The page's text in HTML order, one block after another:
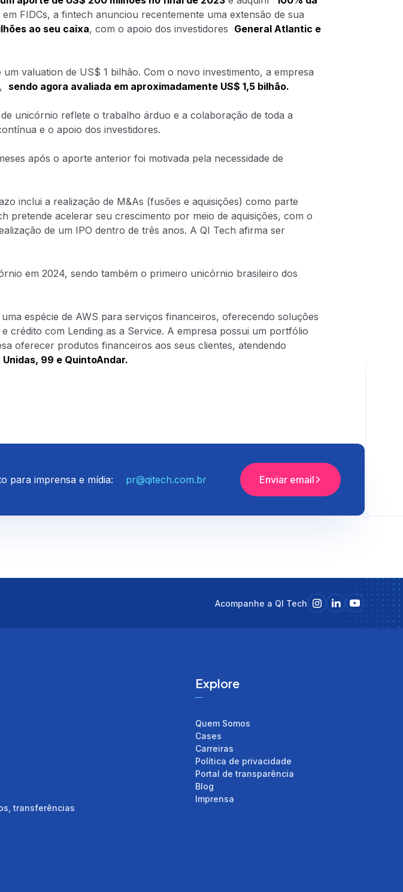
FIDCs, a fintech anunciou recentemente uma extensão de sua
ao seu caixa, com o apoio dos investidores General Atlantic e
valuation de US$ 1 bilhão. Com o novo investimento, a empresa
sendo agora avaliada em aproximadamente US$ 1,5 bilhão.
unicórnio reflete o trabalho árduo e a colaboração de toda a
e o apoio dos investidores.
após o aporte anterior foi motivada pela necessidade de
inclui a realização de M&As (fusões e aquisições) como parte
pretende acelerar seu crescimento por meio de aquisições, com o
de um IPO dentro de três anos. A QI Tech afirma ser
em 2024, sendo também o primeiro unicórnio brasileiro dos
espécie de AWS para serviços financeiros, oferecendo soluções
crédito com Lending as a Service. A empresa possui um portfólio
oferecer produtos financeiros aos seus clientes, atendendo
99 e QuintoAndar.
para imprensa e mídia: pr@qitech.com.br Enviar email
Acompanhe a QI Tech
transferências
Explore
Quem Somos
Cases
Carreiras
Política de privacidade
Portal de transparência
Blog
Imprensa